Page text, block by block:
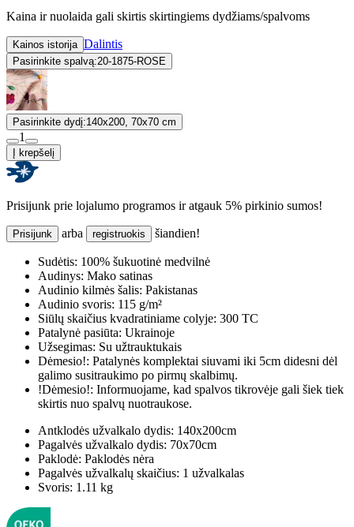
Kaina ir nuolaida gali skirtis skirtingiems dydžiams/spalvoms
Kainos istorija Dalintis
Pasirinkite spalvą:20-1875-ROSE
Pasirinkite dydį:140x200, 70x70 cm
1
Į krepšelį
Prisijunk prie lojalumo programos ir atgauk 5% pirkinio sumos!
Prisijunk arba registruokis šiandien!
Sudėtis: 100% šukuotinė medvilnė
Audinys: Mako satinas
Audinio kilmės šalis: Pakistanas
Audinio svoris: 115 g/m²
Siūlų skaičius kvadratiniame colyje: 300 TC
Patalynė pasiūta: Ukrainoje
Užsegimas: Su užtrauktukais
Dėmesio!: Patalynės komplektai siuvami iki 5cm didesni dėl
galimo susitraukimo po pirmų skalbimų.
!Dėmesio!: Informuojame, kad spalvos tikrovėje gali šiek tiek
skirtis nuo spalvų nuotraukose.
Antklodės užvalkalo dydis: 140x200cm
Pagalvės užvalkalo dydis: 70x70cm
Paklodė: Paklodės nėra
Pagalvės užvalkalų skaičius: 1 užvalkalas
Svoris: 1.11 kg